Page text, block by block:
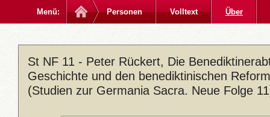
Menü: Personen Volltext Über
St NF 11 - Peter Rückert, Die
Geschichte und den benediktinischen
(Studien zur Germania Sacra. Neue Folge